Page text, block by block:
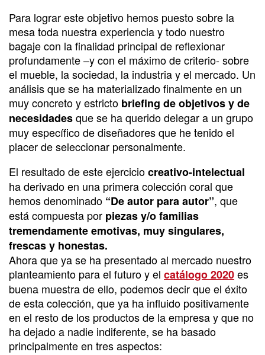
Para lograr este objetivo hemos puesto sobre la
mesa toda nuestra experiencia y todo nuestro
bagaje con la finalidad principal de reflexionar
profundamente –y con el máximo de criterio- sobre
el mueble, la sociedad, la industria y el mercado. Un
análisis que se ha materializado finalmente en un
muy concreto y estricto briefing de objetivos y de
necesidadesque se ha querido delegar a un grupo
muy específico de diseñadores que he tenido el
placer de seleccionar personalmente.
El resultado de este ejerciciocreativo-intelectual
ha derivado en una primera colección coral que
hemos denominado “De autor para autor”, que
está compuesta por piezas y/o familias
tremendamente emotivas, muy singulares,
frescas y honestas.
Ahora que ya se ha presentado al mercado nuestro
planteamiento para el futuro y el catálogo 2020es
buena muestra de ello, podemos decir que el éxito
de esta colección, que ya ha influido positivamente
en el resto de los productos de la empresa y que no
ha dejado a nadie indiferente, se ha basado
principalmente en tres aspectos: